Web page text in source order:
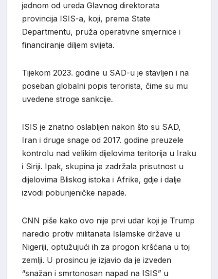
jednom od ureda Glavnog direktorata
provincija ISIS-a, koji, prema State
Departmentu, pruža operativne smjernice i
financiranje diljem svijeta.
Tijekom 2023. godine u SAD-u je stavljen i na
poseban globalni popis terorista, čime su mu
uvedene stroge sankcije.
ISIS je znatno oslabljen nakon što su SAD,
Iran i druge snage od 2017. godine preuzele
kontrolu nad velikim dijelovima teritorija u Iraku
i Siriji. Ipak, skupina je zadržala prisutnost u
dijelovima Bliskog istoka i Afrike, gdje i dalje
izvodi pobunjeničke napade.
CNN piše kako ovo nije prvi udar koji je Trump
naredio protiv militanata Islamske države u
Nigeriji, optužujući ih za progon kršćana u toj
zemlji. U prosincu je izjavio da je izveden
“snažan i smrtonosan napad na ISIS” u